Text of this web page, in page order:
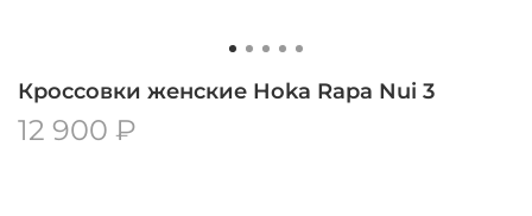
Кроссовки женские Hoka Rapa Nui 3
12 900 ₽